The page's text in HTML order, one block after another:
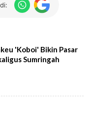
'Koboi' Bikin Pasar
Sumringah